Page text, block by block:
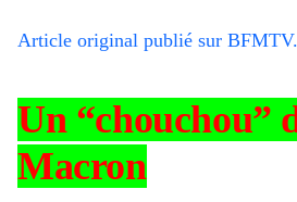
Article original publié sur
Un “chouchou”
Macron